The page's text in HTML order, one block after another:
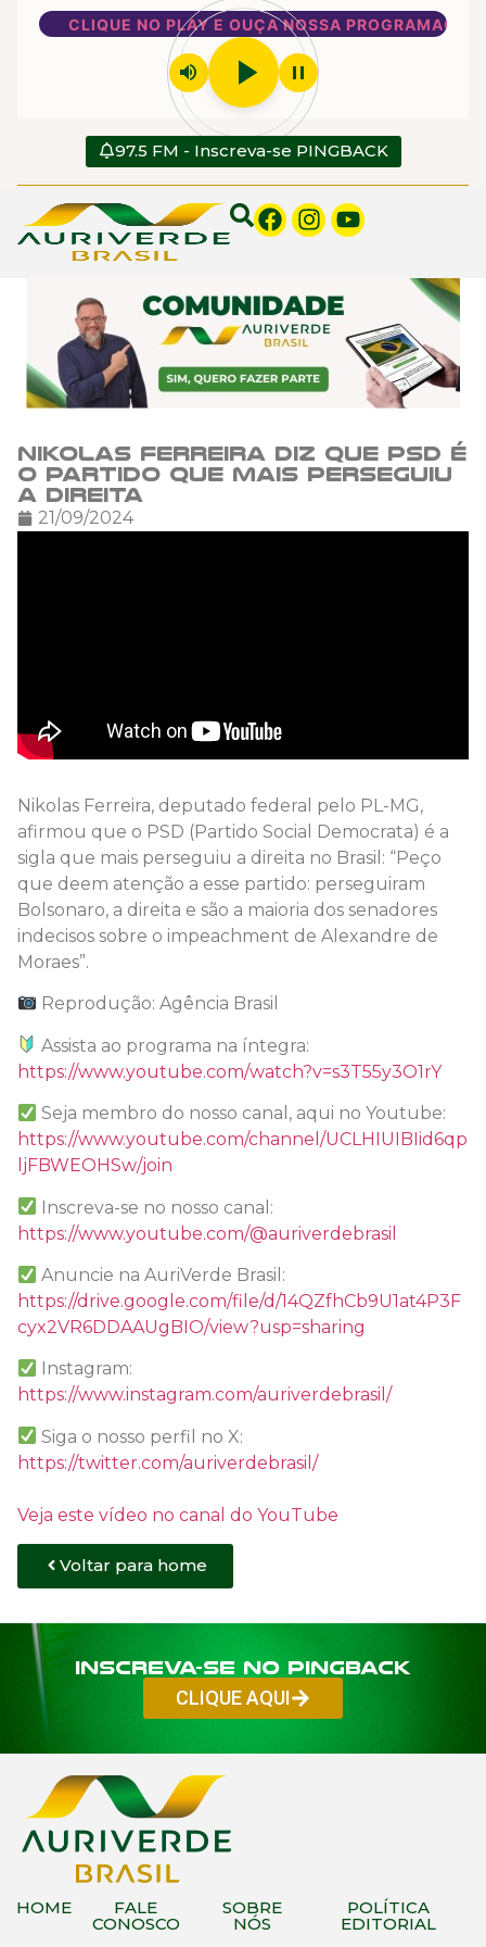
CLIQUE NO PLAY E OUÇA NOSSA PROGRAMAÇÃO
volume_up play_arrow pause
97.5 FM - Inscreva-se PINGBACK
Nikolas Ferreira diz que PSD é
o partido que mais perseguiu
a direita
21/09/2024
Nikolas Ferreira, deputado federal pelo PL-MG,
afirmou que o PSD (Partido Social Democrata) é a
sigla que mais perseguiu a direita no Brasil: “Peço
que deem atenção a esse partido: perseguiram
Bolsonaro, a direita e são a maioria dos senadores
indecisos sobre o impeachment de Alexandre de
Moraes”.
Reprodução: Agência Brasil
Assista ao programa na íntegra:
https://www.youtube.com/watch?v=s3T55y3O1rY
Seja membro do nosso canal, aqui no Youtube:
https://www.youtube.com/channel/UCLHIUIBIid6qp
ljFBWEOHSw/join
Inscreva-se no nosso canal:
https://www.youtube.com/@auriverdebrasil
Anuncie na AuriVerde Brasil:
https://drive.google.com/file/d/14QZfhCb9U1at4P3F
cyx2VR6DDAAUgBIO/view?usp=sharing
Instagram:
https://www.instagram.com/auriverdebrasil/
Siga o nosso perfil no X:
https://twitter.com/auriverdebrasil/
Veja este vídeo no canal do YouTube
Voltar para home
Inscreva-se no PINGBACK
CLIQUE AQUI
HOME FALE
CONOSCO
SOBRE
NÓS
POLÍTICA
EDITORIAL